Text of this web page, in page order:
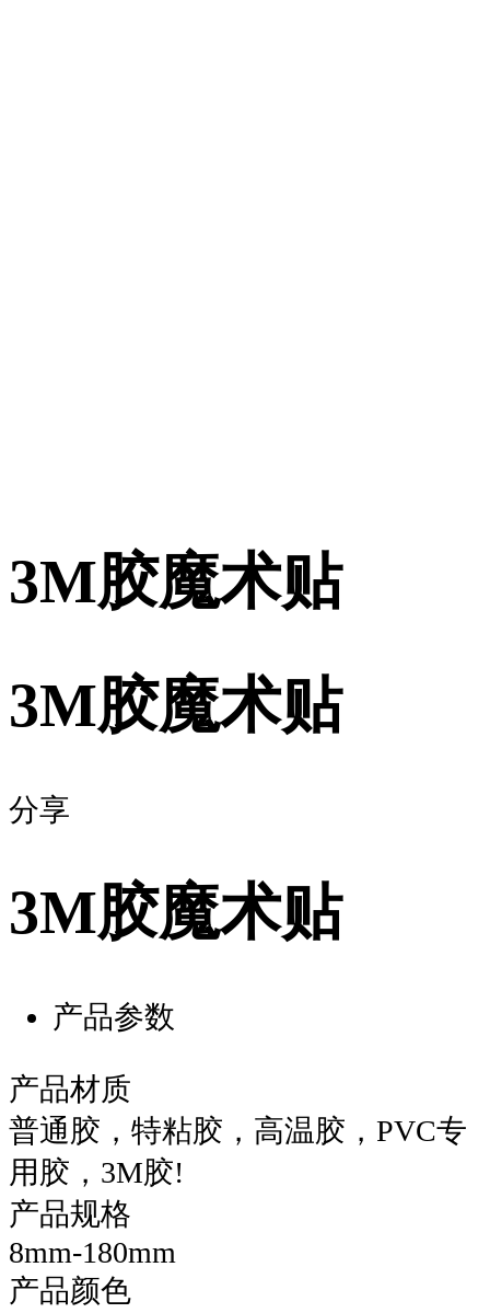
3M胶魔术贴
3M胶魔术贴
分享
3M胶魔术贴
产品参数
产品材质
普通胶，特粘胶，高温胶，PVC专
用胶，3M胶!
产品规格
8mm-180mm
产品颜色